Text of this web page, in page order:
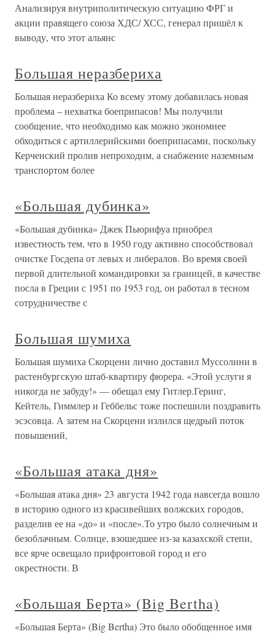
Анализируя внутриполитическую ситуацию ФРГ и
акции правящего союза ХДС/ ХСС, генерал пришёл к
выводу, что этот альянс
Большая неразбериха
Большая неразбериха Ко всему этому добавилась новая
проблема – нехватка боеприпасов! Мы получили
сообщение, что необходимо как можно экономнее
обходиться с артиллерийскими боеприпасами, поскольку
Керченский пролив непроходим, а снабжение наземным
транспортом более
«Большая дубинка»
«Большая дубинка» Джек Пьюрифуа приобрел
известность тем, что в 1950 году активно способствовал
очистке Госдепа от левых и либералов. Во время своей
первой длительной командировки за границей, в качестве
посла в Греции с 1951 по 1953 год, он работал в тесном
сотрудничестве с
Большая шумиха
Большая шумиха Скорцени лично доставил Муссолини в
растенбургскую штаб-квартиру фюрера. «Этой услуги я
никогда не забуду!» — обещал ему Гитлер.Геринг,
Кейтель, Гиммлер и Геббельс тоже поспешили поздравить
эсэсовца. А затем на Скорцени излился щедрый поток
повышений,
«Большая атака дня»
«Большая атака дня» 23 августа 1942 года навсегда вошло
в историю одного из красивейших волжских городов,
разделив ее на «до» и «после».То утро было солнечным и
безоблачным. Солнце, взошедшее из-за казахской степи,
все ярче освещало прифронтовой город и его
окрестности. В
«Большая Берта» (Big Bertha)
«Большая Берта» (Big Bertha) Это было обобщенное имя